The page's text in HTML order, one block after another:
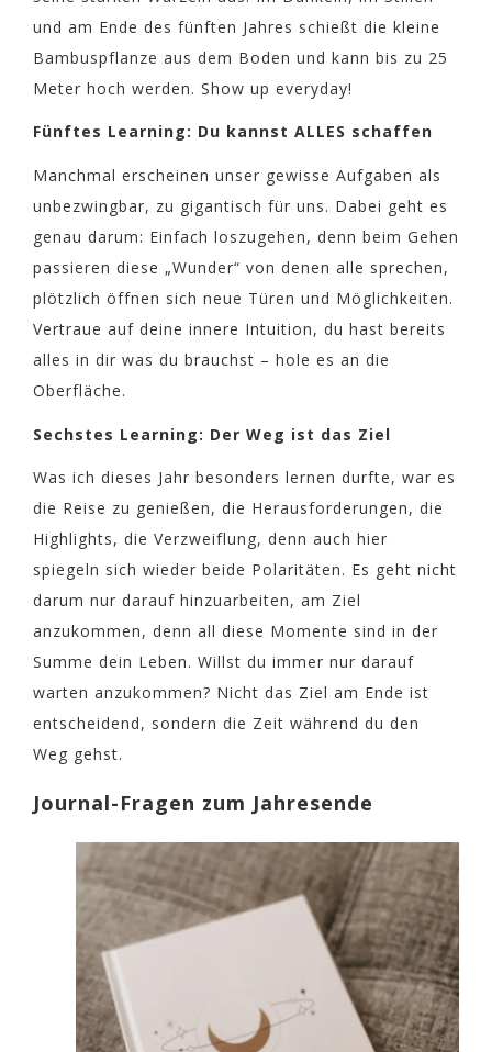
und am Ende des fünften Jahres schießt die kleine
Bambuspflanze aus dem Boden und kann bis zu 25
Meter hoch werden. Show up everyday!
Fünftes Learning: Du kannst ALLES schaffen
Manchmal erscheinen unser gewisse Aufgaben als
unbezwingbar, zu gigantisch für uns. Dabei geht es
genau darum: Einfach loszugehen, denn beim Gehen
passieren diese „Wunder“ von denen alle sprechen,
plötzlich öffnen sich neue Türen und Möglichkeiten.
Vertraue auf deine innere Intuition, du hast bereits
alles in dir was du brauchst – hole es an die
Oberfläche.
Sechstes Learning: Der Weg ist das Ziel
Was ich dieses Jahr besonders lernen durfte, war es
die Reise zu genießen, die Herausforderungen, die
Highlights, die Verzweiflung, denn auch hier
spiegeln sich wieder beide Polaritäten. Es geht nicht
darum nur darauf hinzuarbeiten, am Ziel
anzukommen, denn all diese Momente sind in der
Summe dein Leben. Willst du immer nur darauf
warten anzukommen? Nicht das Ziel am Ende ist
entscheidend, sondern die Zeit während du den
Weg gehst.
Journal-Fragen zum Jahresende